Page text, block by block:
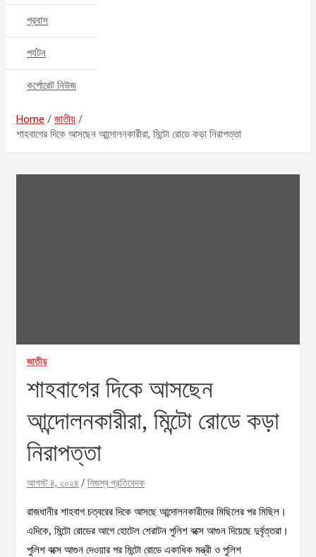
প্রবাস
পর্যটন
কর্পোরেট নিউজ
Home
জাতীয়
শাহবাগের দিকে আসছেন আন্দোলনকারীরা, মিন্টো রোডে কড়া নিরাপত্তা
জাতীয়
শাহবাগের দিকে আসছেন
আন্দোলনকারীরা, মিন্টো রোডে কড়া
নিরাপত্তা
আগস্ট ৪, ২০২৪ নিজস্ব প্রতিবেদক
রাজধানীর শাহবাগ চত্বরের দিকে আসছে আন্দোলনকারীদের মিছিলের পর মিছিল।
এদিকে, মিন্টো রোডের আগে হোটেল শেরাটন পুলিশ বক্সে আগুন দিয়েছে দুর্বৃত্তরা।
পুলিশ বক্সে আগুন দেওয়ার পর মিন্টো রোডে একাধিক মন্ত্রী ও পুলিশ